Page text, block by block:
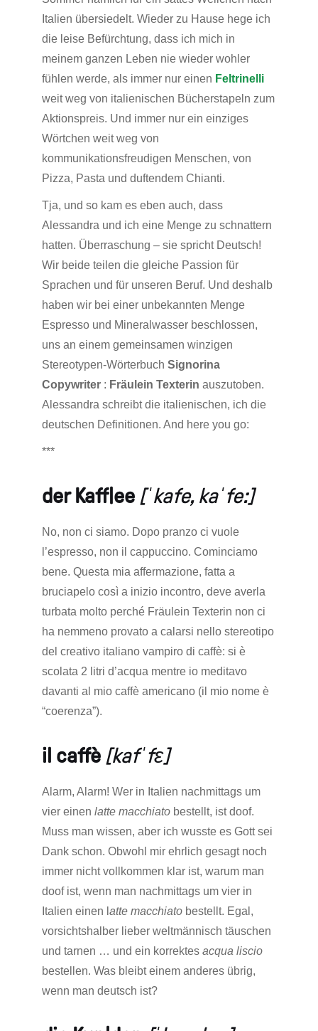
Italien übersiedelt. Wieder zu Hause hege ich
die leise Befürchtung, dass ich mich in
meinem ganzen Leben nie wieder wohler
fühlen werde, als immer nur einen Feltrinelli
weit weg von italienischen Bücherstapeln zum
Aktionspreis. Und immer nur ein einziges
Wörtchen weit weg von
kommunikationsfreudigen Menschen, von
Pizza, Pasta und duftendem Chianti.
Tja, und so kam es eben auch, dass
Alessandra und ich eine Menge zu schnattern
hatten. Überraschung – sie spricht Deutsch!
Wir beide teilen die gleiche Passion für
Sprachen und für unseren Beruf. Und deshalb
haben wir bei einer unbekannten Menge
Espresso und Mineralwasser beschlossen,
uns an einem gemeinsamen winzigen
Stereotypen-Wörterbuch Signorina
Copywriter : Fräulein Texterin auszutoben.
Alessandra schreibt die italienischen, ich die
deutschen Definitionen. And here you go:
***
der Kaff|ee [ˈkafe, kaˈfe:]
No, non ci siamo. Dopo pranzo ci vuole
l’espresso, non il cappuccino. Cominciamo
bene. Questa mia affermazione, fatta a
bruciapelo così a inizio incontro, deve averla
turbata molto perché Fräulein Texterin non ci
ha nemmeno provato a calarsi nello stereotipo
del creativo italiano vampiro di caffè: si è
scolata 2 litri d’acqua mentre io meditavo
davanti al mio caffè americano (il mio nome è
“coerenza”).
il caffè [kafˈfɛ]
Alarm, Alarm! Wer in Italien nachmittags um
vier einen latte macchiato bestellt, ist doof.
Muss man wissen, aber ich wusste es Gott sei
Dank schon. Obwohl mir ehrlich gesagt noch
immer nicht vollkommen klar ist, warum man
doof ist, wenn man nachmittags um vier in
Italien einen l atte macchiato bestellt. Egal,
vorsichtshalber lieber weltmännisch täuschen
und tarnen … und ein korrektes acqua liscio
bestellen. Was bleibt einem anderes übrig,
wenn man deutsch ist?